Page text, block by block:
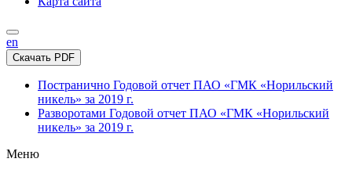
en
Скачать PDF
Постранично Годовой отчет ПАО «ГМК «Норильский
никель» за 2019 г.
Разворотами Годовой отчет ПАО «ГМК «Норильский
никель» за 2019 г.
Меню